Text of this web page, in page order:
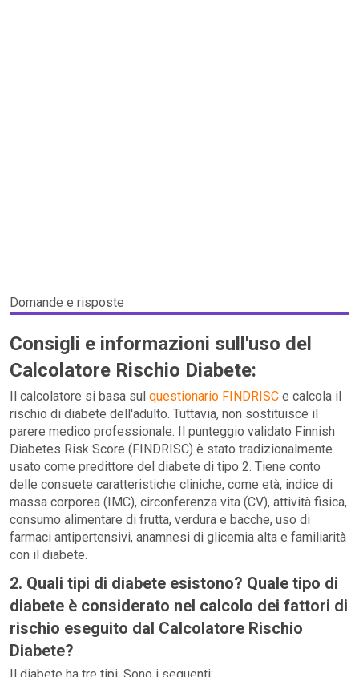
Domande e risposte
Consigli e informazioni sull'uso del
Calcolatore Rischio Diabete:
Il calcolatore si basa sul questionario FINDRISC e calcola il
rischio di diabete dell'adulto. Tuttavia, non sostituisce il
parere medico professionale. Il punteggio validato Finnish
Diabetes Risk Score (FINDRISC) è stato tradizionalmente
usato come predittore del diabete di tipo 2. Tiene conto
delle consuete caratteristiche cliniche, come età, indice di
massa corporea (IMC), circonferenza vita (CV), attività fisica,
consumo alimentare di frutta, verdura e bacche, uso di
farmaci antipertensivi, anamnesi di glicemia alta e familiarità
con il diabete.
2. Quali tipi di diabete esistono? Quale tipo di
diabete è considerato nel calcolo dei fattori di
rischio eseguito dal Calcolatore Rischio
Diabete?